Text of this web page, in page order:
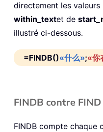
directement les valeurs
within_textet de
illustré ci-dessous.
=FINDB()«什么»;«你
FINDB contre FIND
FINDB compte chaque